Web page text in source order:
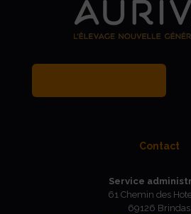
Contact
Service
61 Chemin des
69126 Brindas